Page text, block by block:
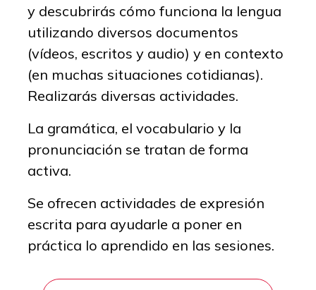
y descubrirás cómo funciona la lengua
utilizando diversos documentos
(vídeos, escritos y audio) y en contexto
(en muchas situaciones cotidianas).
Realizarás diversas actividades.
La gramática, el vocabulario y la
pronunciación se tratan de forma
activa.
Se ofrecen actividades de expresión
escrita para ayudarle a poner en
práctica lo aprendido en las sesiones.